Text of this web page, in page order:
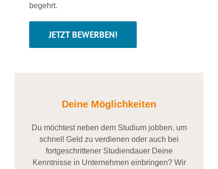
begehrt.
JETZT BEWERBEN!
Deine Möglichkeiten
Du möchtest neben dem Studium jobben, um
schnell Geld zu verdienen oder auch bei
fortgeschrittener Studiendauer Deine
Kenntnisse in Unternehmen einbringen? Wir